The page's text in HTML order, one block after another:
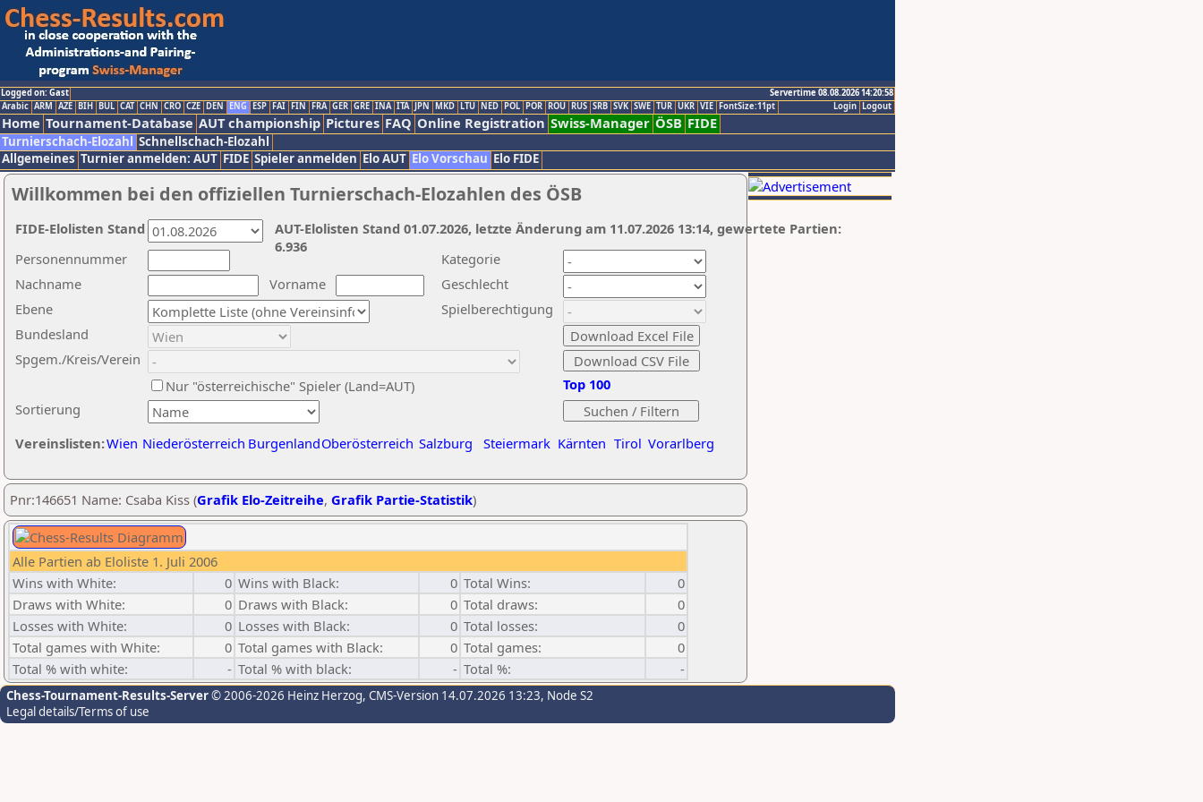
Logged on: Gast
Servertime 08.08.2026 14:20:58
Logout
Login
Arabic ARM AZE BIH BUL CAT CHN CRO CZE DEN ENG ESP FAI FIN FRA GER GRE INA ITA JPN MKD LTU NED POL POR ROU RUS SRB SVK SWE TUR UKR VIE FontSize:11pt
Home Tournament-Database AUT championship Pictures FAQ Online Registration Swiss-Manager ÖSB FIDE
Turnierschach-Elozahl Schnellschach-Elozahl
Allgemeines Turnier anmelden: AUT FIDE Spieler anmelden Elo AUT Elo Vorschau Elo FIDE
Willkommen bei den offiziellen Turnierschach-Elozahlen des ÖSB
Nachname
Vorname
Ebene
Kategorie
Sortierung
Personennummer
Bundesland
Spgem./Kreis/Verein
Geschlecht
Nur "österreichische" Spieler (Land=AUT)
Spielberechtigung
Vereinslisten:Wien Niederösterreich BurgenlandOberösterreich Salzburg Steiermark Kärnten Tirol Vorarlberg
Top 100
AUT-Elolisten Stand 01.07.2026, letzte Änderung am 11.07.2026 13:14, gewertete Partien:
6.936
FIDE-Elolisten Stand
Pnr:146651 Name: Csaba Kiss (Grafik Elo-Zeitreihe, Grafik Partie-Statistik)
Alle Partien ab Eloliste 1. Juli 2006
Wins with White:
0 Wins with Black: 0 Total Wins:
0
Draws with White:
0 Draws with Black: 0 Total draws:
0
Losses with White:
0 Losses with Black: 0 Total losses:
0
Total games with White:
0 Total games with Black: 0 Total games:
0
Total % with white:
- Total % with black: - Total %: -
Chess-Tournament-Results-Server© 2006-2026 Heinz Herzog, CMS-Version 14.07.2026 13:23, Node S2
Legal details/Terms of use